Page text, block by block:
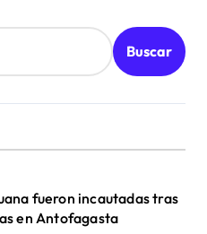
Buscar
fueron incautadas tras
en Antofagasta